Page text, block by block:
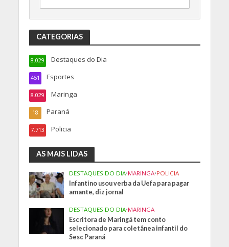
CATEGORIAS
Destaques do Dia
8.029
Esportes
451
Maringa
8.029
Paraná
18
Policia
7.713
AS MAIS LIDAS
DESTAQUES DO DIA•MARINGA•POLICIA
Infantino usou verba da Uefa para pagar
amante, diz jornal
DESTAQUES DO DIA•MARINGA
Escritora de Maringá tem conto
selecionado para coletânea infantil do
Sesc Paraná